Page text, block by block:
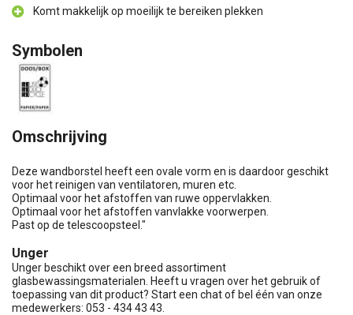
Komt makkelijk op moeilijk te bereiken plekken
Symbolen
Omschrijving
Deze wandborstel heeft een ovale vorm en is daardoor geschikt
voor het reinigen van ventilatoren, muren etc.
Optimaal voor het afstoffen van ruwe oppervlakken.
Optimaal voor het afstoffen vanvlakke voorwerpen.
Past op de telescoopsteel."
Unger
Unger beschikt over een breed assortiment
glasbewassingsmaterialen. Heeft u vragen over het gebruik of
toepassing van dit product? Start een chat of bel één van onze
medewerkers: 053 - 434 43 43.